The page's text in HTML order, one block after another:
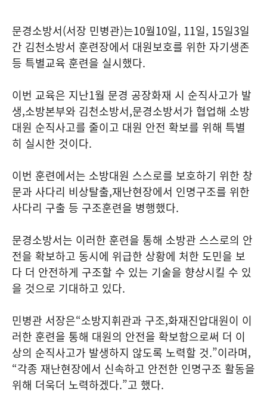
문경소방서(서장 민병관)는10월10일, 11일, 15일3일
간 김천소방서 훈련장에서 대원보호를 위한 자기생존
등 특별교육 훈련을 실시했다.
이번 교육은 지난1월 문경 공장화재 시 순직사고가 발
생,소방본부와 김천소방서,문경소방서가 협업해 소방
대원 순직사고를 줄이고 대원 안전 확보를 위해 특별
히 실시한 것이다.
이번 훈련에서는 소방대원 스스로를 보호하기 위한 창
문과 사다리 비상탈출,재난현장에서 인명구조를 위한
사다리 구출 등 구조훈련을 병행했다.
문경소방서는 이러한 훈련을 통해 소방관 스스로의 안
전을 확보하고 동시에 위급한 상황에 처한 도민을 보
다 더 안전하게 구조할 수 있는 기술을 향상시킬 수 있
을 것으로 기대하고 있다.
민병관 서장은“소방지휘관과 구조,화재진압대원이 이
러한 훈련을 통해 대원의 안전을 확보함으로써 더 이
상의 순직사고가 발생하지 않도록 노력할 것.”이라며,
“각종 재난현장에서 신속하고 안전한 인명구조 활동을
위해 더욱더 노력하겠다.”고 했다.